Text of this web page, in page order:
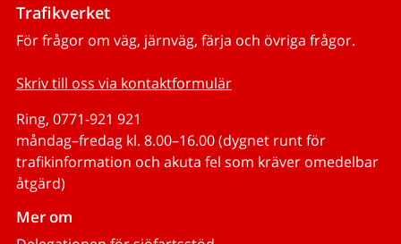
Trafikverket
För frågor om väg, järnväg, färja och övriga frågor.
Skriv till oss via kontaktformulär
Ring, 0771-921 921
måndag–fredag kl. 8.00–16.00 (dygnet runt för
trafikinformation och akuta fel som kräver omedelbar
åtgärd)
Mer om